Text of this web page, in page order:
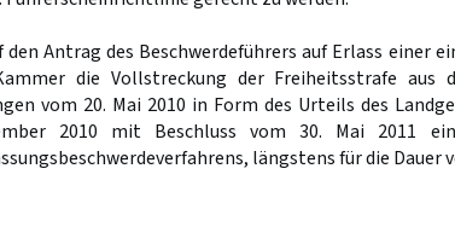
den Antrag des Beschwerdeführers auf Erlass einer
die Vollstreckung der Freiheitsstrafe aus
vom 20. Mai 2010 in Form des Urteils des
2010 mit Beschluss vom 30. Mai 2011
längstens für die Dauer